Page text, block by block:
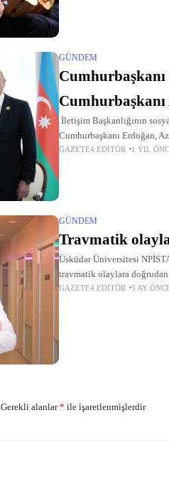
GÜNDEM
İletişim Başkanlığının
Cumhurbaşkanı Erdoğan,
gerçekleştirdi. Görüşmede
GAZETE4 EDITÖR 1 YIL
GÜNDEM
Travmatik
Üsküdar Üniversitesi
travmatik olaylara doğrudan
davranışlarının nedenleri,
GAZETE4 EDITÖR 5 AY
Gerekli alanlar* ile işaretlenmişlerdir